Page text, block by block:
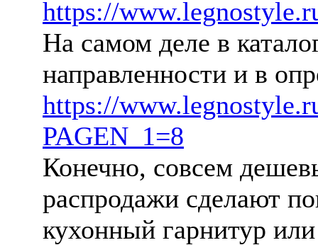
https://
На самом деле в
направленности и в
https://
PAGEN_1=8
Конечно, совсем
распродажи сделают
кухонный гарнитур